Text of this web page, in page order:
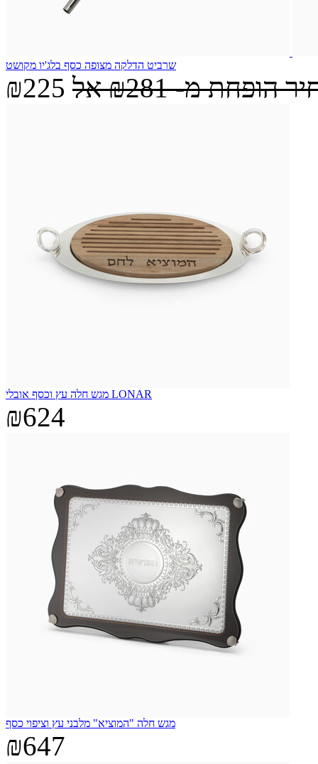
שרביט הדלקה מצופה כסף בלג'יו מקושט
₪225 הופחת מ-₪281 אל
מגש חלה עץ וכסף אובלי LONAR
₪624
מגש חלה "המוציא" מלבני עץ וציפוי כסף
₪647